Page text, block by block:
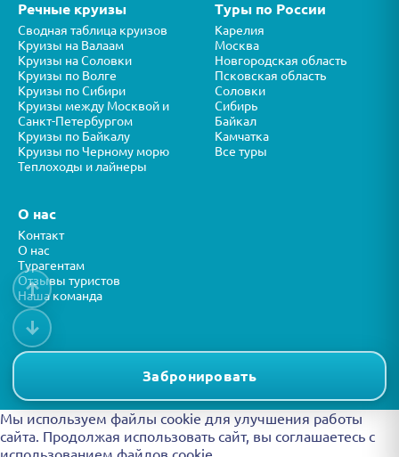
Забронировать
Речные круизы
Сводная таблица круизов
Круизы на Валаам
Круизы на Соловки
Круизы по Волге
Круизы по Сибири
Круизы между Москвой и
Санкт-Петербургом
Круизы по Байкалу
Круизы по Черному морю
Теплоходы и лайнеры
Туры по России
Карелия
Москва
Новгородская область
Псковская область
Соловки
Сибирь
Байкал
Камчатка
Все туры
О нас
Контакт
О нас
Турагентам
Отзывы туристов
Наша команда
Представленная на сайте информация носит справочный характер и
не является публичной офертой.
↑
↓
Мы используем файлы cookie для улучшения работы
сайта. Продолжая использовать сайт, вы соглашаетесь с